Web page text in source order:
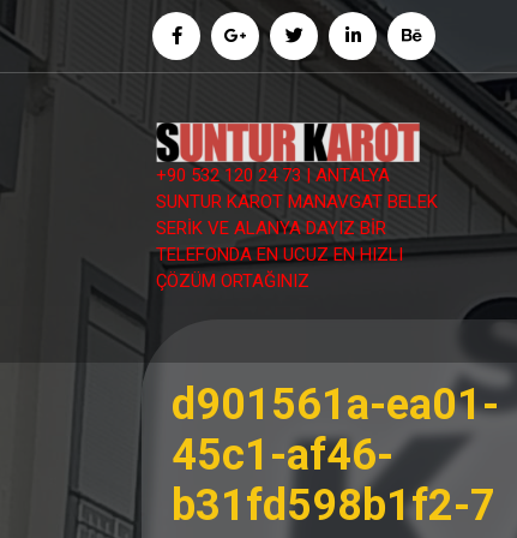
geç
+90 532 120 24 73 | ANTALYA
SUNTUR KAROT MANAVGAT BELEK
SERİK VE ALANYA DAYIZ BİR
TELEFONDA EN UCUZ EN HIZLI
ÇÖZÜM ORTAĞINIZ
d901561a-ea01-
45c1-af46-
b31fd598b1f2-7